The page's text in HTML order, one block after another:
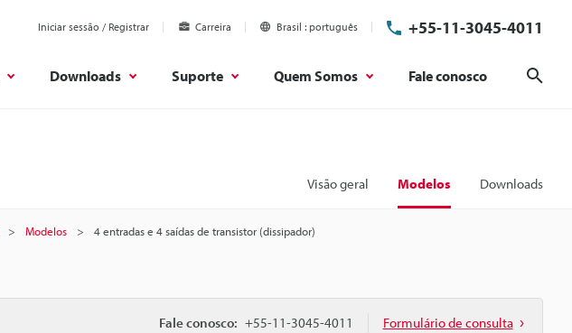
Iniciar sessão / Registrar Carreira Brasil português +55-11-3045-4011
Downloads Suporte Quem Somos Fale conosco
Visão geral Modelos Downloads
Modelos 4 entradas e 4 saídas de transistor (dissipador)
Fale conosco: +55-11-3045-4011 Formulário de consulta